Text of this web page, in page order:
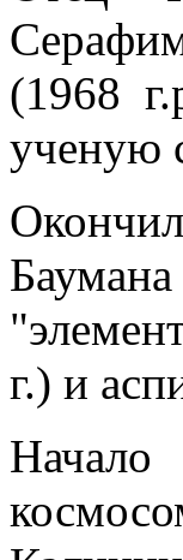
(1968
ученую
г.) и
Начало